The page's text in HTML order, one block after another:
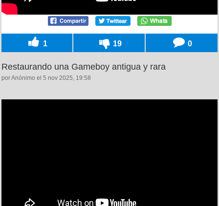
1 19 0
Restaurando una Gameboy antigua y rara
por Anónimo el 5 nov 2025, 19:58